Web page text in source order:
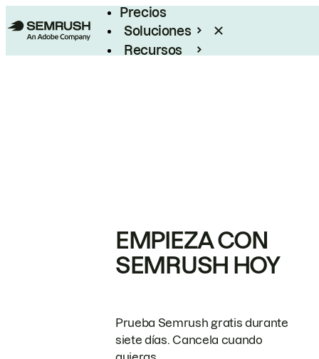
Precios
Soluciones
Recursos
EMPIEZA CON
SEMRUSH HOY
Prueba Semrush gratis durante
siete días. Cancela cuando